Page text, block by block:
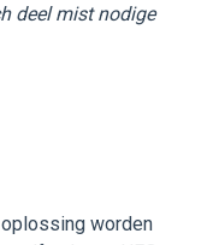
deel mist nodige
worden